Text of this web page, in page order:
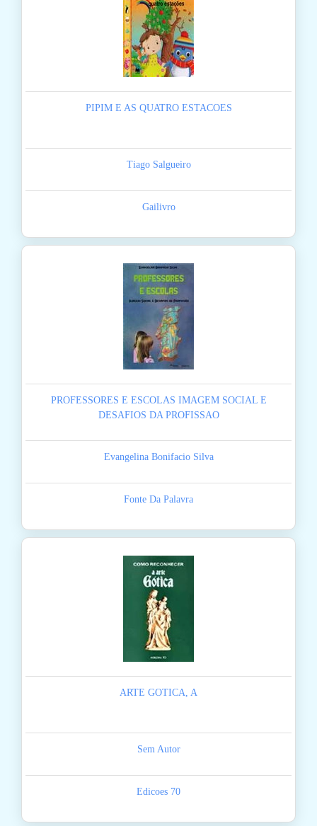
PIPIM E AS QUATRO ESTACOES
Tiago Salgueiro
Gailivro
PROFESSORES E ESCOLAS IMAGEM SOCIAL E
DESAFIOS DA PROFISSAO
Evangelina Bonifacio Silva
Fonte Da Palavra
ARTE GOTICA, A
Sem Autor
Edicoes 70